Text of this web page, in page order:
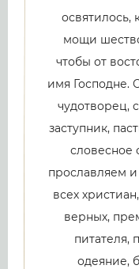
освятилось,
мощи
чтобы от
имя Господне.
чудотворец,
заступник,
словесное
прославляем
всех
верных,
питателя,
одеяние,